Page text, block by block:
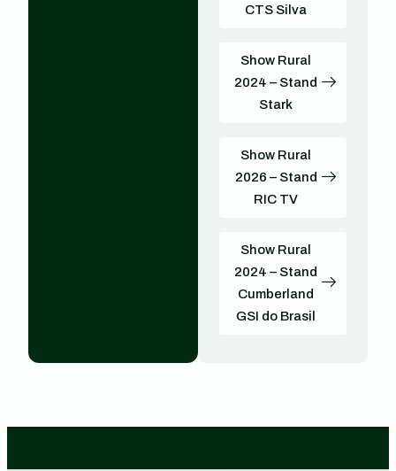
CTS Silva
Show Rural
2024 – Stand
Stark
Show Rural
2026 – Stand
RIC TV
Show Rural
2024 – Stand
Cumberland
GSI do Brasil